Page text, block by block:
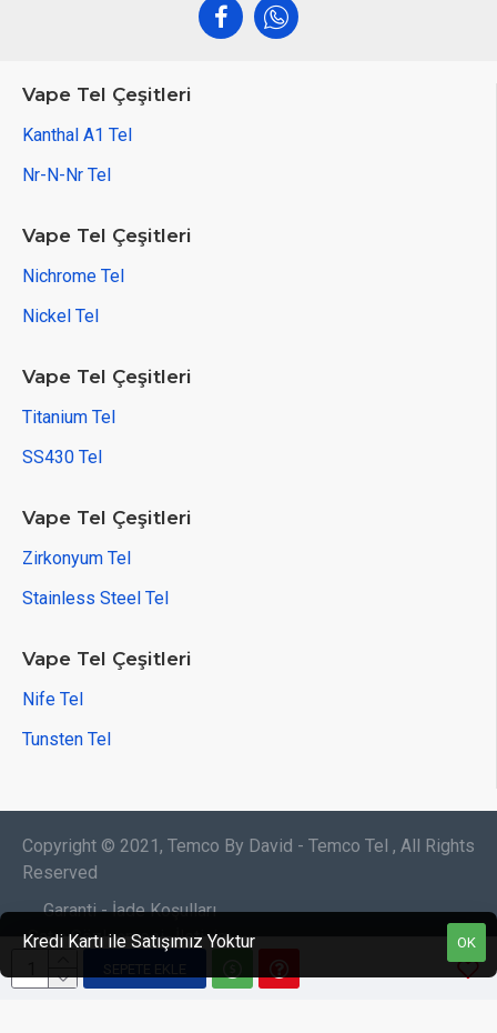
SEPETE EKLE
Vape Tel Çeşitleri
Kanthal A1 Tel
Nr-N-Nr Tel
Vape Tel Çeşitleri
Nichrome Tel
Nickel Tel
Vape Tel Çeşitleri
Titanium Tel
SS430 Tel
Vape Tel Çeşitleri
Zirkonyum Tel
Stainless Steel Tel
Vape Tel Çeşitleri
Nife Tel
Tunsten Tel
Copyright © 2021, Temco By David - Temco Tel , All Rights
Reserved
Garanti - İade Koşulları
Satış Sözleşmesi İletişim OK
Kredi Kartı ile Satışımız Yoktur